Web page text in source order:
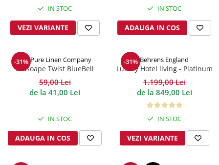
IN STOC
VEZI VARIANTE
IN STOC
ADAUGA IN COS
-31%
The Pure Linen Company
Prosoape Twist BlueBell
500GSM
59,00 Lei
de la 41,00 Lei
IN STOC
ADAUGA IN COS
-31% Behrens England
Luxury Hotel living - Platinum
1000TC
1.199,00 Lei
de la 849,00 Lei
IN STOC
VEZI VARIANTE